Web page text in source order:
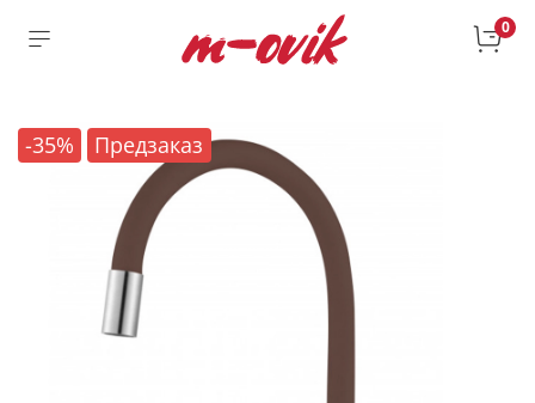
0
-35% Предзаказ